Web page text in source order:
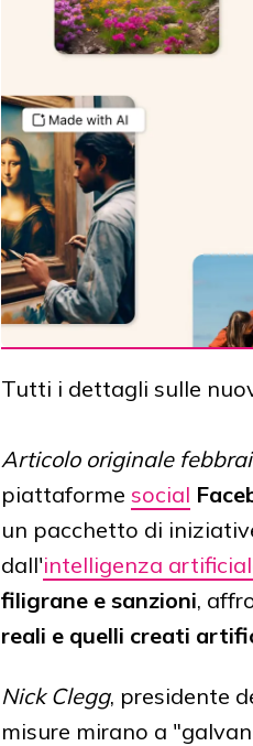
Tutti i dettagli sulle
Articolo originale
piattaforme social
un pacchetto di
dall'intelligenza
filigrane e sanzioni,
reali e quelli creati
Nick Clegg, presidente
misure mirano a